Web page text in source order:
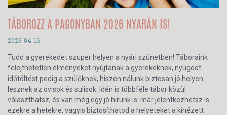
TÁBOROZZ A PAGONYBAN 2026 NYARÁN IS!
2026-04-16
Tudd a gyerekedet szuper helyen a nyári szünetben! Táboraink
felejthetetlen élményeket nyújtanak a gyerekeknek, nyugodt
időtöltést pedig a szülőknek, hiszen nálunk biztosan jó helyen
lesznek az ovisok és sulisok. Idén is többféle tábor közül
választhatsz, és van még egy jó hírünk is: már jelentkezhetsz is
ezekre a hetekre, vagyis biztosíthatod a helyeteket a kinézett